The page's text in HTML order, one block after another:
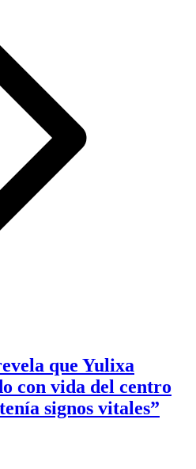
que Yulixa
con vida del centro
signos vitales”